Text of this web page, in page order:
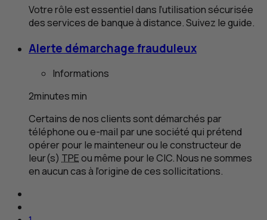
Votre rôle est essentiel dans l’utilisation sécurisée
des services de banque à distance. Suivez le guide.
Alerte démarchage frauduleux
Informations
2minutesmin
Certains de nos clients sont démarchés par
téléphone oue-mail par une société qui prétend
opérer pour le mainteneur ou le constructeur de
leur(s) TPEou même pour leCIC. Nous ne sommes
en aucun cas à l’origine de ces sollicitations.